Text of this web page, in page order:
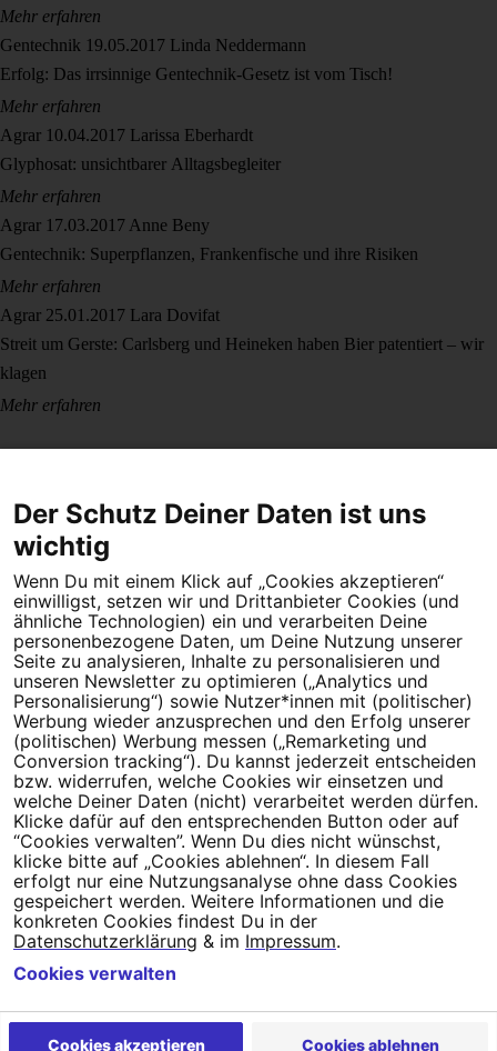
Mehr erfahren
Gentechnik 19.05.2017 Linda Neddermann
Erfolg: Das irrsinnige Gentechnik-Gesetz ist vom Tisch!
Mehr erfahren
Agrar 10.04.2017 Larissa Eberhardt
Glyphosat: unsichtbarer Alltagsbegleiter
Mehr erfahren
Agrar 17.03.2017 Anne Beny
Gentechnik: Superpflanzen, Frankenfische und ihre Risiken
Mehr erfahren
Agrar 25.01.2017 Lara Dovifat
Streit um Gerste: Carlsberg und Heineken haben Bier patentiert – wir
klagen
Mehr erfahren
Dein Engagement macht den Unterschied. Schließe Dich 4,5
Millionen Menschen an.
Newsletter bestellen
Campact e.V.
IBAN DE95 2‍5‍1‍2 0‍5‍1‍0 6‍9‍8‍0 0‍0‍0‍0 0‍0
SozialBank
Direkt online spenden
NewsletterHilfe und
FAQKontakt DatenschutzImpressumCookie Einstellungen
Der Schutz Deiner Daten ist uns
wichtig
Wenn Du mit einem Klick auf „Cookies akzeptieren“
einwilligst, setzen wir und Drittanbieter Cookies (und
ähnliche Technologien) ein und verarbeiten Deine
personenbezogene Daten, um Deine Nutzung unserer
Seite zu analysieren, Inhalte zu personalisieren und
unseren Newsletter zu optimieren („Analytics und
Personalisierung“) sowie Nutzer*innen mit (politischer)
Werbung wieder anzusprechen und den Erfolg unserer
(politischen) Werbung messen („Remarketing und
Conversion tracking“). Du kannst jederzeit entscheiden
bzw. widerrufen, welche Cookies wir einsetzen und
welche Deiner Daten (nicht) verarbeitet werden dürfen.
Klicke dafür auf den entsprechenden Button oder auf
“Cookies verwalten”. Wenn Du dies nicht wünschst,
klicke bitte auf „Cookies ablehnen“. In diesem Fall
erfolgt nur eine Nutzungsanalyse ohne dass Cookies
gespeichert werden. Weitere Informationen und die
konkreten Cookies findest Du in der
Datenschutzerklärung & im Impressum.
Cookies akzeptieren Cookies ablehnen
Cookies verwalten